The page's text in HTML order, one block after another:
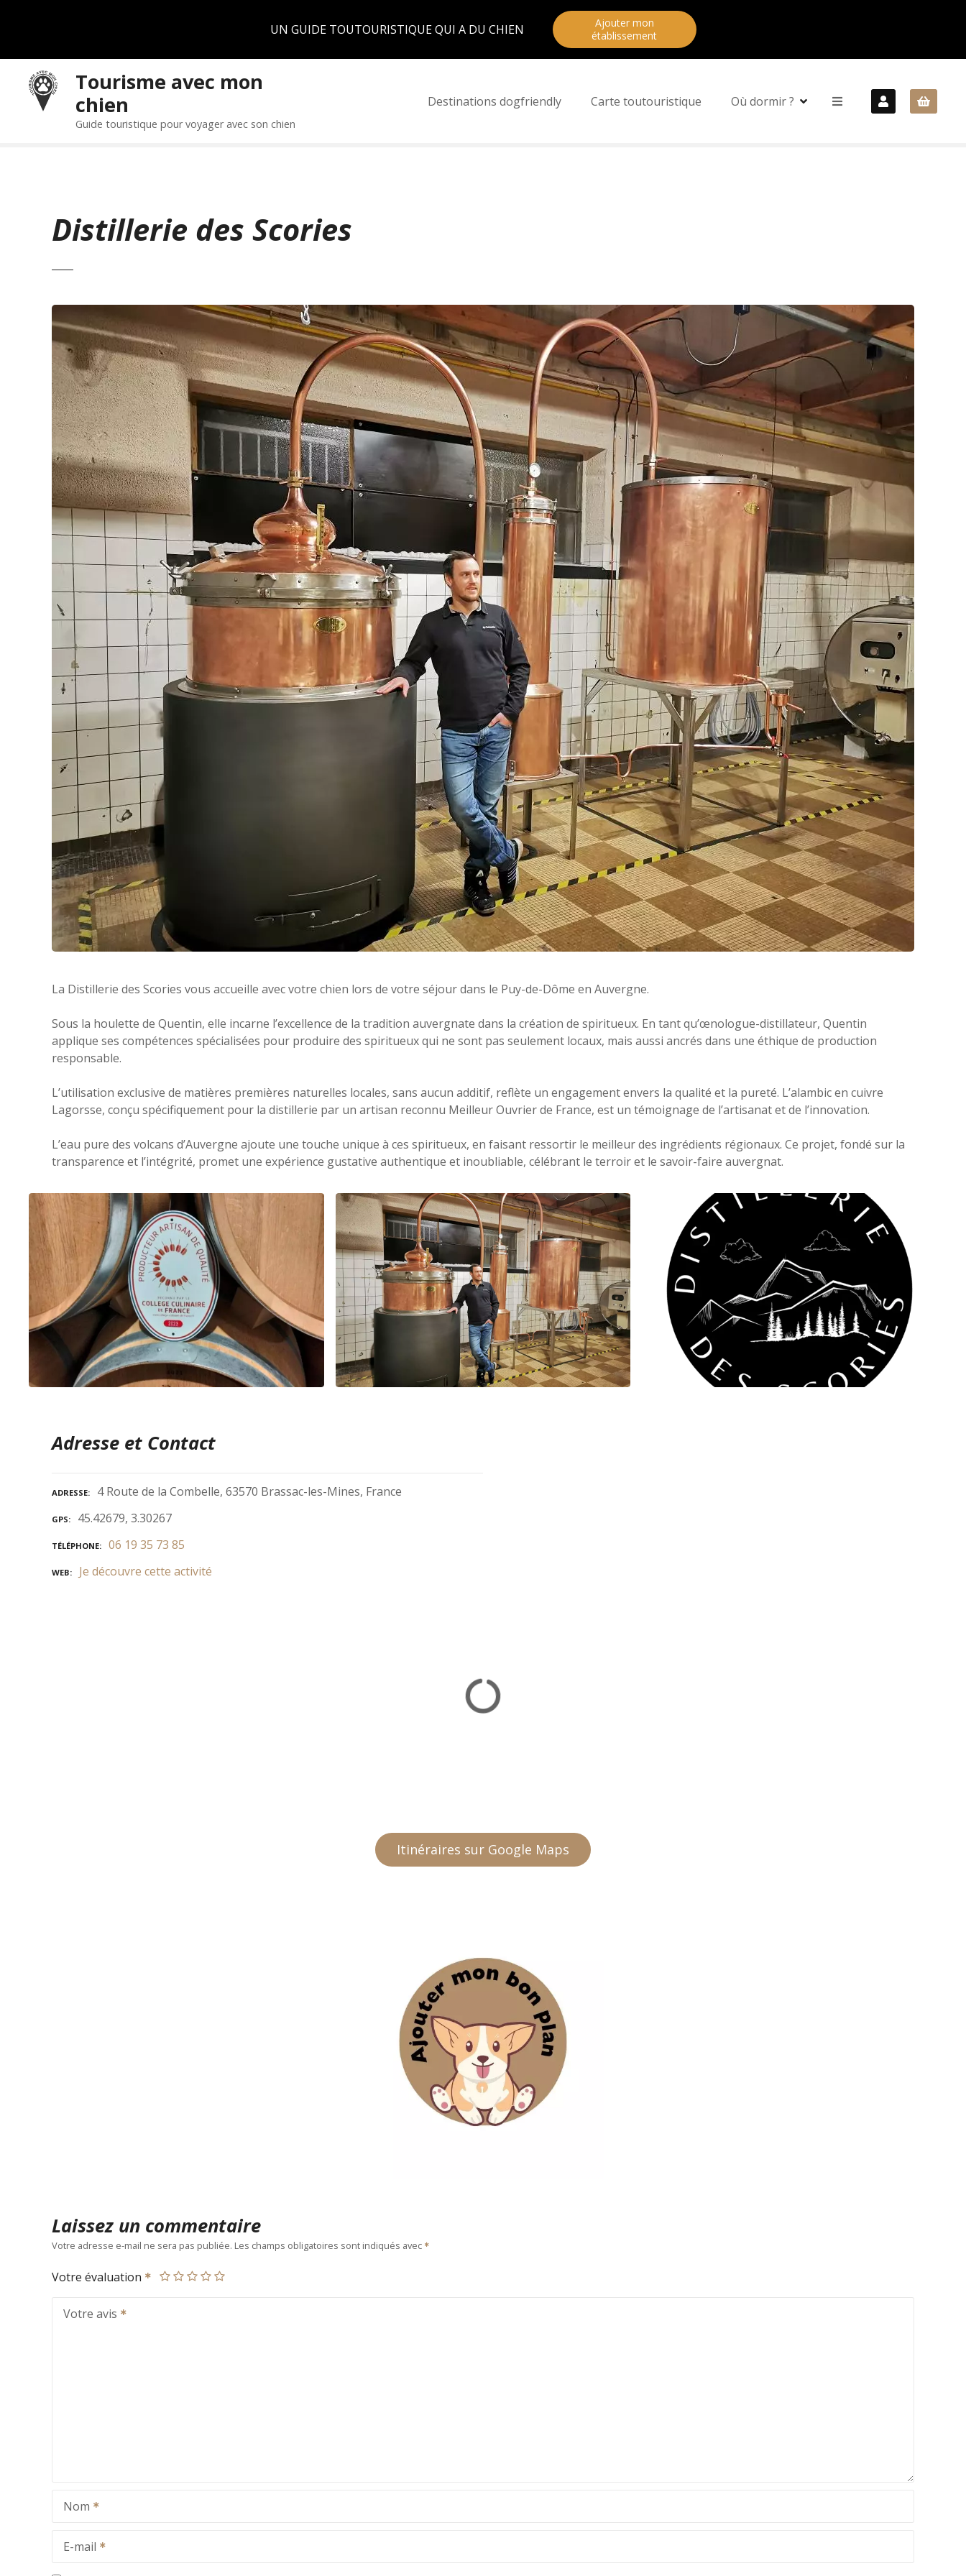
UN GUIDE TOUTOURISTIQUE QUI A DU CHIEN
Ajouter mon
établissement
Tourisme avec mon
chien
Guide touristique pour voyager avec son chien
Destinations dogfriendly Carte toutouristique Où dormir ?
Distillerie des Scories
La Distillerie des Scories vous accueille avec votre chien lors de votre séjour dans le Puy-de-Dôme en Auvergne.
Sous la houlette de Quentin, elle incarne l’excellence de la tradition auvergnate dans la création de spiritueux. En tant qu’œnologue-distillateur, Quentin
applique ses compétences spécialisées pour produire des spiritueux qui ne sont pas seulement locaux, mais aussi ancrés dans une éthique de production
responsable.
L’utilisation exclusive de matières premières naturelles locales, sans aucun additif, reflète un engagement envers la qualité et la pureté. L’alambic en cuivre
Lagorsse, conçu spécifiquement pour la distillerie par un artisan reconnu Meilleur Ouvrier de France, est un témoignage de l’artisanat et de l’innovation.
L’eau pure des volcans d’Auvergne ajoute une touche unique à ces spiritueux, en faisant ressortir le meilleur des ingrédients régionaux. Ce projet, fondé sur la
transparence et l’intégrité, promet une expérience gustative authentique et inoubliable, célébrant le terroir et le savoir-faire auvergnat.
Adresse et Contact
ADRESSE 4 Route de la Combelle, 63570 Brassac-les-Mines, France
GPS 45.42679, 3.30267
TÉLÉPHONE 06 19 35 73 85
WEB Je découvre cette activité
Itinéraires sur Google Maps
Laissez un commentaire
Votre adresse e-mail ne sera pas publiée. Les champs obligatoires sont indiqués avec
Votre évaluation
Votre avis
Nom
E-mail